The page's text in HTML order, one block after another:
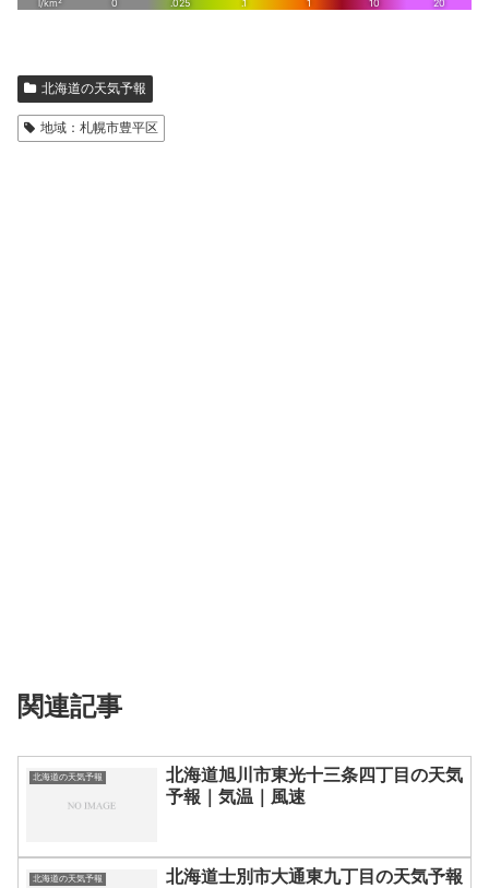
北海道の天気予報
地域：札幌市豊平区
関連記事
北海道の天気予報
北海道旭川市東光十三条四丁目の天気
予報｜気温｜風速
北海道の天気予報
北海道士別市大通東九丁目の天気予報